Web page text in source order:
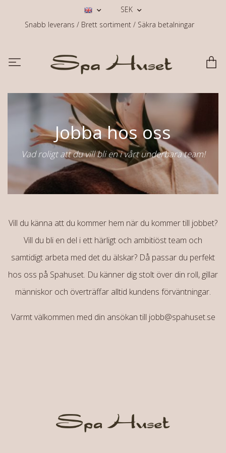
SEK
Snabb leverans / Brett sortiment / Säkra betalningar
Jobba hos oss
Vad roligt att du vill bli en i vårt underbara team!
Vill du känna att du kommer hem när du kommer till jobbet?
Vill du bli en del i ett härligt och ambitiöst team och
samtidigt arbeta med det du älskar? Då passar du perfekt
hos oss på Spahuset. Du känner dig stolt över din roll, gillar
människor och överträffar alltid kundens förväntningar.
Varmt välkommen med din ansökan till jobb@spahuset.se